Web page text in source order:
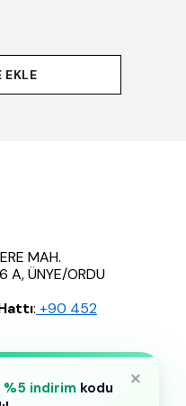
EKLE
MAH.
A, ÜNYE/ORDU
: ‪+90 452
×
%5 indirim kodu